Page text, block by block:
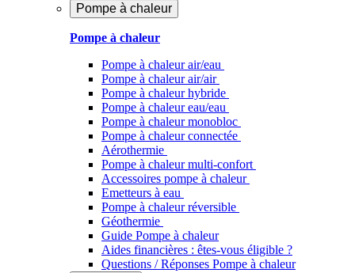
Pompe à chaleur
Pompe à chaleur
Pompe à chaleur air/eau
Pompe à chaleur air/air
Pompe à chaleur hybride
Pompe à chaleur​ eau/eau
Pompe à chaleur monobloc
Pompe à chaleur connectée
Aérothermie
Pompe à chaleur multi-confort
Accessoires pompe à chaleur
Emetteurs à eau
Pompe à chaleur réversible
Géothermie
Guide Pompe à chaleur
Aides financières : êtes-vous éligible ?
Questions / Réponses Pompe à chaleur